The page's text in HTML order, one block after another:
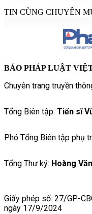
TIN CÙNG CHUYÊN
BÁO PHÁP LUẬT
Chuyên trang truyền
Tổng Biên tập: Tiến sĩ
Phó Tổng Biên tập phụ
Tổng Thư ký: Hoàng
Giấy phép số: 27/GP-
ngày 17/9/2024